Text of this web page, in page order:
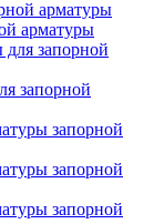
арматуры
запорной
запорной
запорной
запорной